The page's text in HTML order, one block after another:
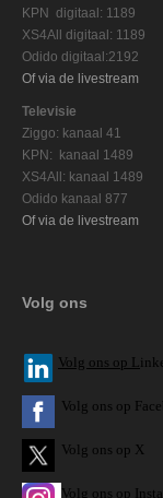
KPN digitaal: 1189
XS4All digitaal: 1189
Odido digitaal:2192
Of via de livestream
Televisie
Ziggo: kanaal 41
KPN: kanaal 1489
XS4All: kanaal 1489
Odido kanaal 877
Of via de livestream
Volg ons
Volg ons op L
Volg ons op
Volg ons op X
Volg ons op